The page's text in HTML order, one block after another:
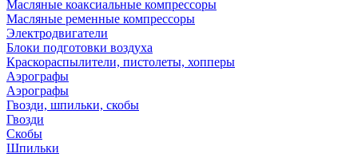
Масляные коаксиальные компрессоры
Масляные ременные компрессоры
Электродвигатели
Блоки подготовки воздуха
Краскораспылители, пистолеты, хопперы
Аэрографы
Аэрографы
Гвозди, шпильки, скобы
Гвозди
Скобы
Шпильки